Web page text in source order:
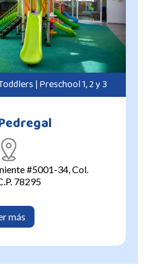
| Preschool 1, 2 y 3
#5001-34, Col.
78295
más